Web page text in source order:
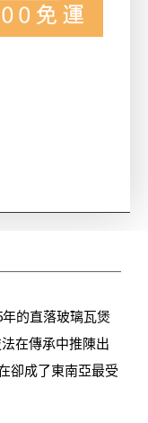
的直落玻璃瓦煲
在傳承中推陳出
卻成了東南亞最受